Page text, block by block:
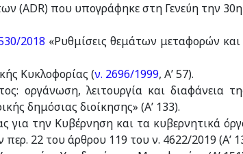
(ΑDR) που υπογράφηκε στη Γενεύη την
2018 «Ρυθμίσεις θεμάτων μεταφορών και
Κυκλοφορίας (ν. 2696/1999, Α’ 57).
οργάνωση, λειτουργία και διαφάνεια
δημόσιας διοίκησης» (Α’ 133).
για την Κυβέρνηση και τα κυβερνητικά
22 του άρθρου 119 του ν. 4622/2019 (Α’